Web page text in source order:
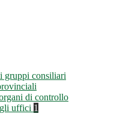
gruppi consiliari
di controllo
uffici 1